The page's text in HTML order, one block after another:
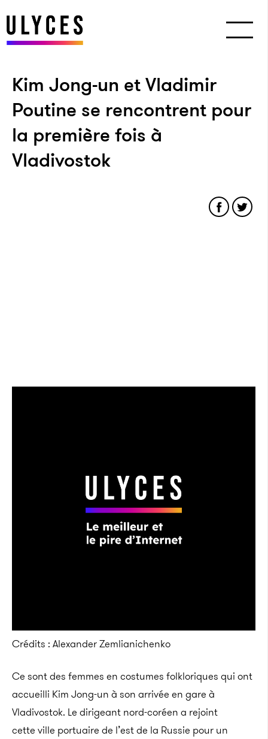
Kim Jong-un et Vladimir
Poutine se rencontrent pour
la première fois à
Vladivostok
Crédits : Alexander Zemlianichenko
Ce sont des femmes en costumes folkloriques qui ont
accueilli Kim Jong-un à son arrivée en gare à
Vladivostok. Le dirigeant nord-coréen a rejoint
cette ville portuaire de l’est de la Russie pour un